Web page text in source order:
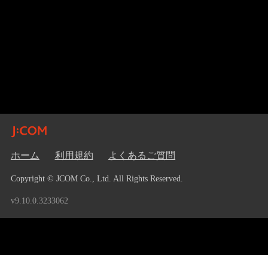
ホーム 利用規約 よくあるご質問
Copyright © JCOM Co., Ltd. All Rights Reserved.
v9.10.0.3233062